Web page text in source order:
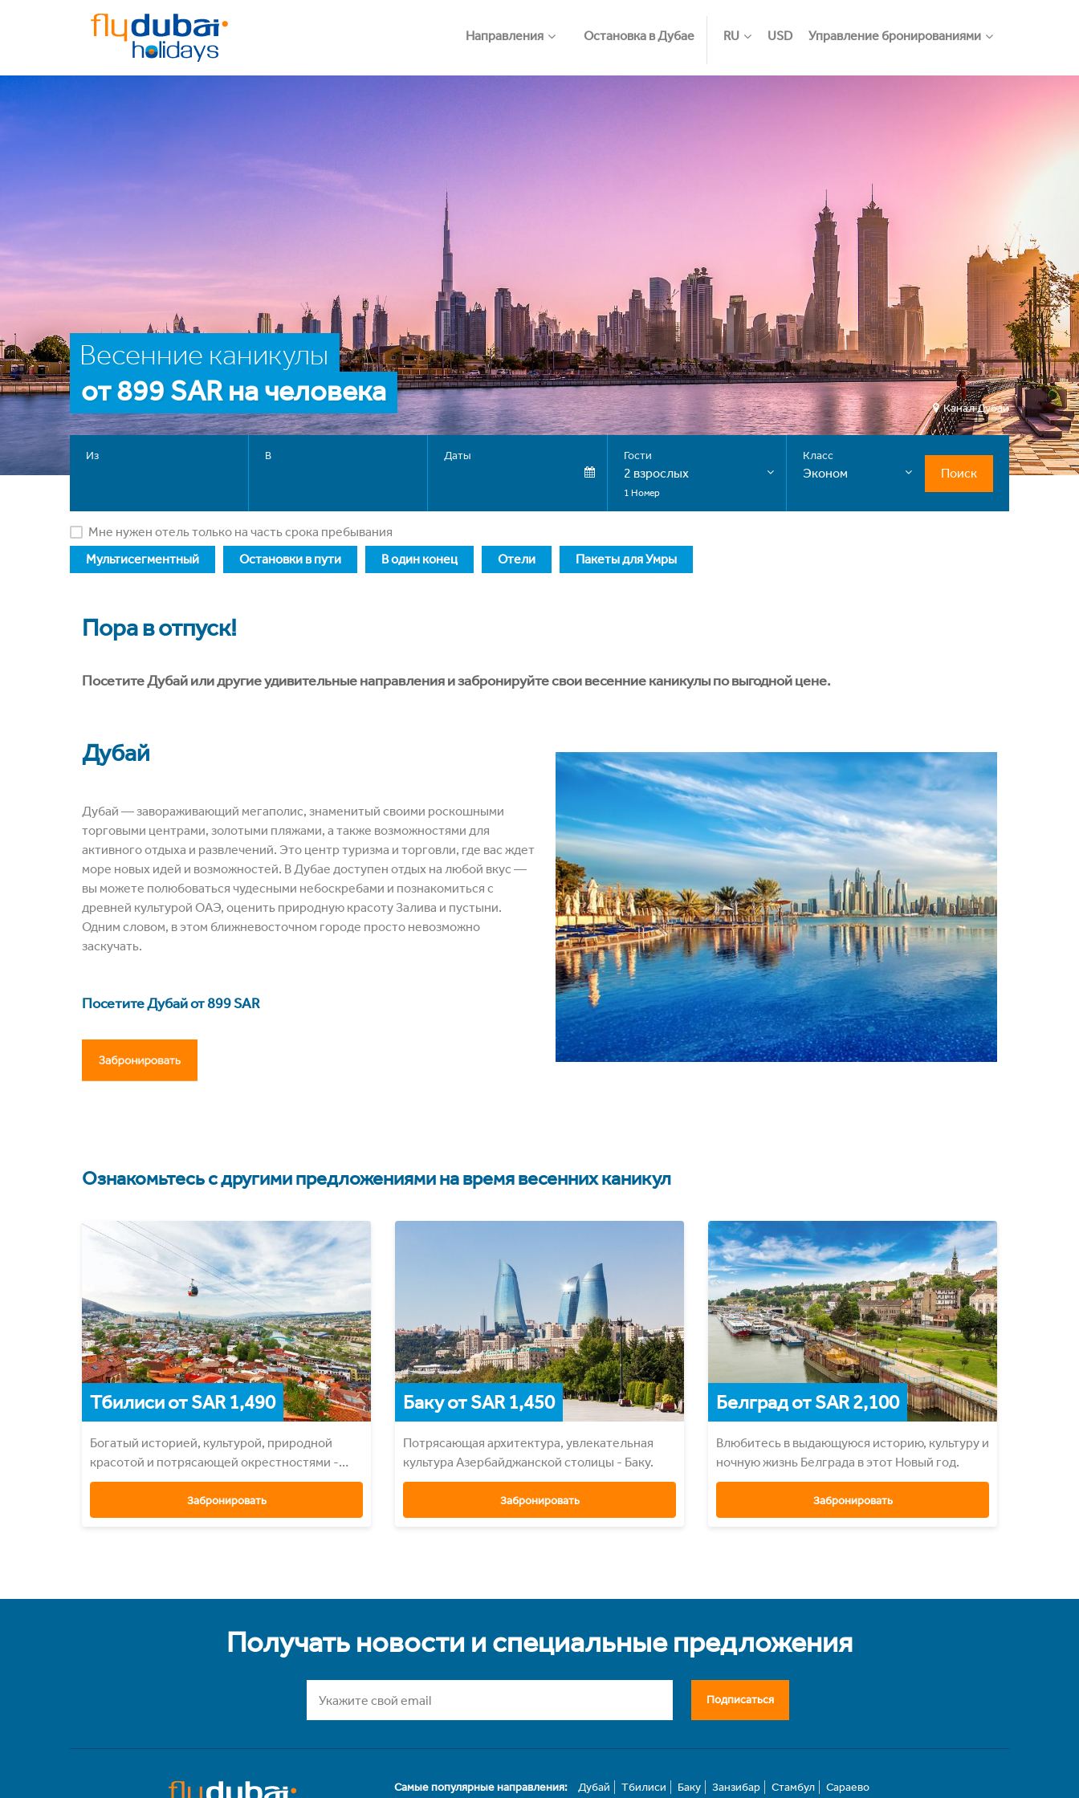
Направления Остановка в Дубае RU USD Управление бронированиями
Весенние каникулы
от 899 SAR на человека
Канал Дубай
Из В Даты Гости
2 взрослых
1 Номер
Класс
Эконом Поиск
Мультисегментный Остановки в пути В один конец Отели Пакеты для Умры
Мне нужен отель только на часть срока пребывания
Пора в отпуск!
Посетите Дубай или другие удивительные направления и забронируйте свои весенние каникулы по выгодной цене.
Дубай
Дубай ― завораживающий мегаполис, знаменитый своими роскошными
торговыми центрами, золотыми пляжами, а также возможностями для
активного отдыха и развлечений. Это центр туризма и торговли, где вас ждет
море новых идей и возможностей. В Дубае доступен отдых на любой вкус ―
вы можете полюбоваться чудесными небоскребами и познакомиться с
древней культурой ОАЭ, оценить природную красоту Залива и пустыни.
Одним словом, в этом ближневосточном городе просто невозможно
заскучать.
Посетите Дубай от 899 SAR
Ознакомьтесь с другими предложениями на время весенних каникул
Тбилиси от SAR 1,490
Богатый историей, культурой, природной
красотой и потрясающей окрестностями -
Тбилиси
Забронировать
Баку от SAR 1,450
Потрясающая архитектура, увлекательная
культура Азербайджанcкой столицы - Баку.
Забронировать
Белград от SAR 2,100
Влюбитесь в выдающуюся историю, культуру и
ночную жизнь Белграда в этот Новый год.
Забронировать
Получать новости и специальные предложения
Подписаться
Самые популярные направления: Дубай Тбилиси Баку Занзибар Стамбул Сараево